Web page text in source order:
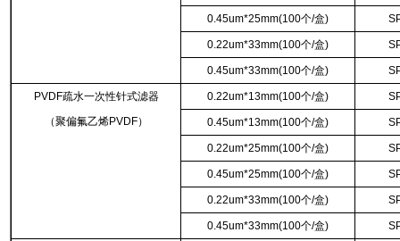
0.45um*25mm(100个/盒)
0.22um*33mm(100个/盒)
0.45um*33mm(100个/盒)
PVDF疏水一次性针式滤器
（聚偏氟乙烯PVDF）
0.22um*13mm(100个/盒)
0.45um*13mm(100个/盒)
0.22um*25mm(100个/盒)
0.45um*25mm(100个/盒)
0.22um*33mm(100个/盒)
0.45um*33mm(100个/盒)